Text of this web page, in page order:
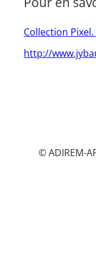
Collection
http://
© ADIREM-